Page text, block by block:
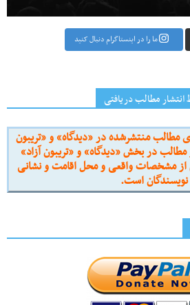
ما را در اینستاگرام دنبال کنید
مطالب دریافتی
مطالب منتشرشده در «دیدگاه» و «تریبون
در بخش «دیدگاه» و «تریبون آزاد»
از مشخصات واقعی و محل اقامت و نشانی
نویسندگان است.